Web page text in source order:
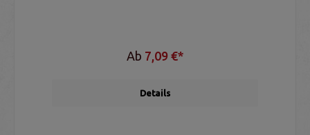
Ab 7,09 €*
Details